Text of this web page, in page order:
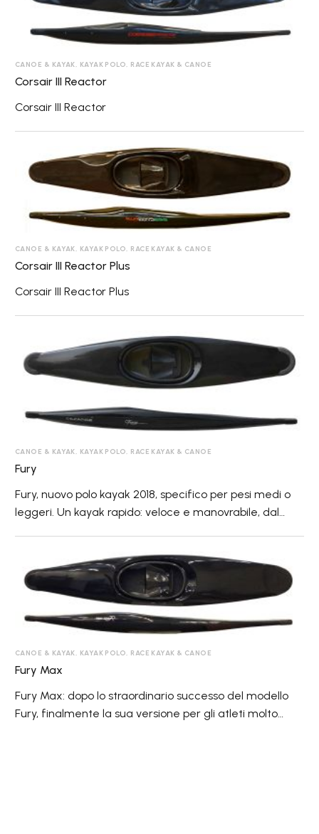
Reactor
CANOE & KAYAK, KAYAK POLO, RACE KAYAK & CANOE
Corsair III Reactor
Corsair III Reactor
Corsair
III
Reactor
Plus
CANOE & KAYAK, KAYAK POLO, RACE KAYAK & CANOE
Corsair III Reactor Plus
Corsair III Reactor Plus
Fury
CANOE & KAYAK, KAYAK POLO, RACE KAYAK & CANOE
Fury
Fury, nuovo polo kayak 2018, specifico per pesi medi o
leggeri. Un kayak rapido: veloce e manovrabile, dal
resistenti e pesanti.
Fury
Max
CANOE & KAYAK, KAYAK POLO, RACE KAYAK & CANOE
Fury Max
Fury Max: dopo lo straordinario successo del modello
Fury, finalmente la sua versione per gli atleti molto